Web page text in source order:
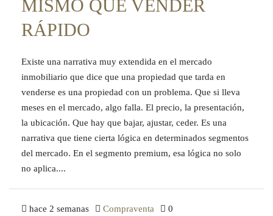
MISMO QUE VENDER
RÁPIDO
Existe una narrativa muy extendida en el mercado
inmobiliario que dice que una propiedad que tarda en
venderse es una propiedad con un problema. Que si lleva
meses en el mercado, algo falla. El precio, la presentación,
la ubicación. Que hay que bajar, ajustar, ceder. Es una
narrativa que tiene cierta lógica en determinados segmentos
del mercado. En el segmento premium, esa lógica no solo
no aplica....
hace 2 semanas Compraventa 0